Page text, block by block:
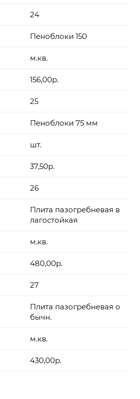
24
Пеноблоки 150
м.кв.
156,00р.
25
Пеноблоки 75 мм
шт.
37,50р.
26
Плита пазогребневая в
лагостойкая
м.кв.
480,00р.
27
Плита пазогребневая о
бычн.
м.кв.
430,00р.